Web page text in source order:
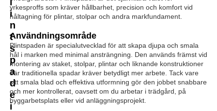
i
n
t
s
p
a
d
e
i
yrkesproffs som kräver hållbarhet, precision och komfort vid
håltagning för plintar, stolpar och andra markfundament.
Användningsområde
Plintspaden är specialutvecklad för att skapa djupa och smala
hål i marken med minimal ansträngning. Den används främst vid
montering av staket, stolpar, plintar och liknande konstruktioner
där traditionella spadar kräver betydligt mer arbete. Tack vare
sitt smala blad och effektiva utformning gör den jobbet snabbare
och mer kontrollerat, oavsett om du arbetar i trädgård, på
byggarbetsplats eller vid anläggningsprojekt.